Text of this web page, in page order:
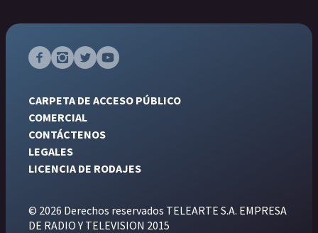
CARPETA DE ACCESO PÚBLICO
COMERCIAL
CONTÁCTENOS
LEGALES
LICENCIA DE RODAJES
© 2026 Derechos reservados TELEARTE S.A. EMPRESA
DE RADIO Y TELEVISION 2015